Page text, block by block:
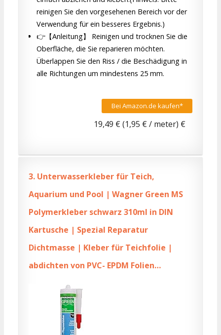
reinigen Sie den vorgesehenen Bereich vor der
Verwendung für ein besseres Ergebnis.)
👉【Anleitung】 Reinigen und trocknen Sie die
Oberfläche, die Sie reparieren möchten.
Überlappen Sie den Riss / die Beschädigung in
alle Richtungen um mindestens 25 mm.
Bei Amazon.de kaufen*
19,49 € (1,95 € / meter) €
3. Unterwasserkleber für Teich,
Aquarium und Pool | Wagner Green MS
Polymerkleber schwarz 310ml in DIN
Kartusche | Spezial Reparatur
Dichtmasse | Kleber für Teichfolie |
abdichten von PVC- EPDM Folien…